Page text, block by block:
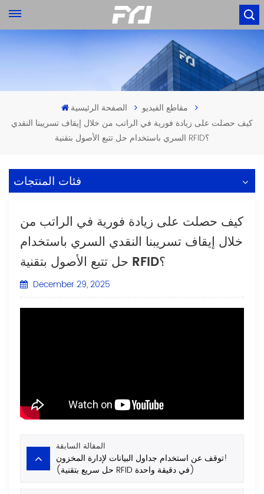
الصفحة الرئيسية
مقاطع الفيديو
كيف حصلت على زيادة فورية في الراتب من خلال إيقاف تسريبنا النقدي
السري باستخدام حل تتبع الأصول بتقنية RFID؟
فئات المنتجات
كيف حصلت على زيادة فورية في الراتب من
خلال إيقاف تسريبنا النقدي السري باستخدام
حل تتبع الأصول بتقنية RFID؟
December 29, 2025
المقالة السابقة
توقف عن استخدام جداول البيانات لإدارة المخزون!
(حل سريع بتقنية RFID في دقيقة واحدة)